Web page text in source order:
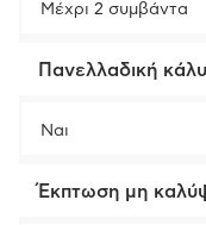
Μέχρι 2 συμβάντα
Πανελλαδική
Ναι
Έκπτωση μη